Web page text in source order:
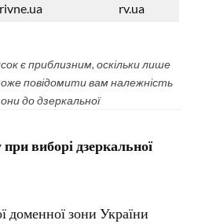
rivne.ua rv.ua
є приблизним, оскільки лише
повідомити вам належність
до дзеркальної
виборі дзеркальної
доменної зони України